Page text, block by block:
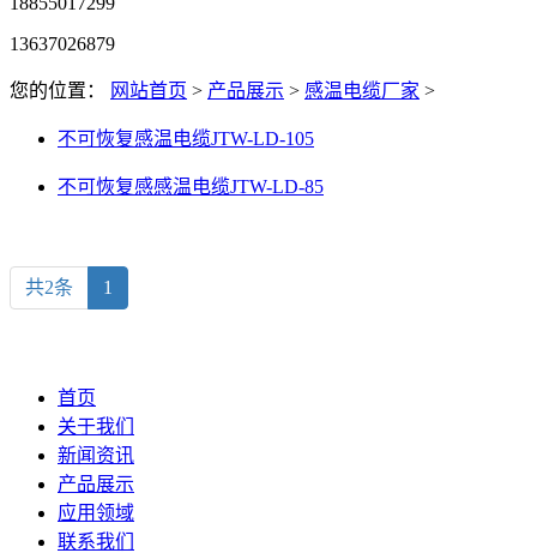
13637026879
您的位置： 网站首页 > 产品展示 > 感温电缆厂家 >
不可恢复感温电缆JTW-LD-105
不可恢复感感温电缆JTW-LD-85
共2条 1
首页
关于我们
新闻资讯
产品展示
应用领域
联系我们